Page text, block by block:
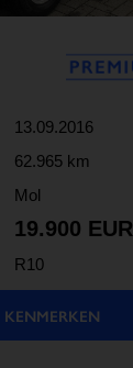
13.09.2016
62.965 km
Mol
19.900 EUR
R10
KENMERKEN